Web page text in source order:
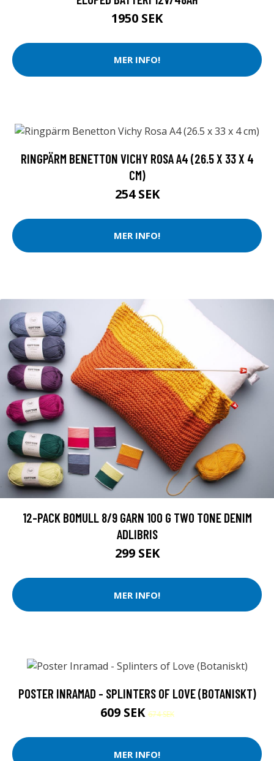
1950 SEK
MER INFO!
RINGPÄRM BENETTON VICHY ROSA A4 (26.5 X 33 X 4
CM)
254 SEK
MER INFO!
12-PACK BOMULL 8/9 GARN 100 G TWO TONE DENIM
ADLIBRIS
299 SEK
MER INFO!
POSTER INRAMAD - SPLINTERS OF LOVE (BOTANISKT)
609 SEK674 SEK
MER INFO!